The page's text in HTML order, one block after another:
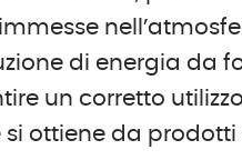
di energia da
un corretto
si ottiene da